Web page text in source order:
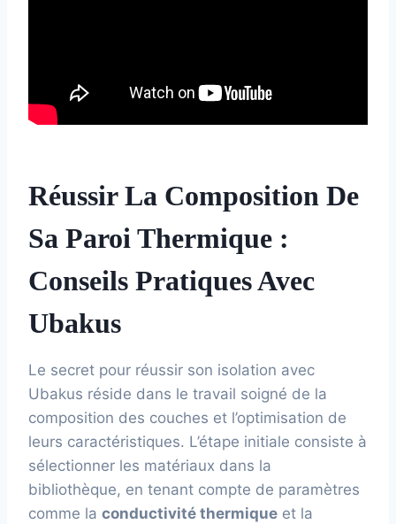
Réussir La Composition De
Sa Paroi Thermique :
Conseils Pratiques Avec
Ubakus
Le secret pour réussir son isolation avec
Ubakus réside dans le travail soigné de la
composition des couches et l’optimisation de
leurs caractéristiques. L’étape initiale consiste à
sélectionner les matériaux dans la
bibliothèque, en tenant compte de paramètres
comme la conductivité thermique et la